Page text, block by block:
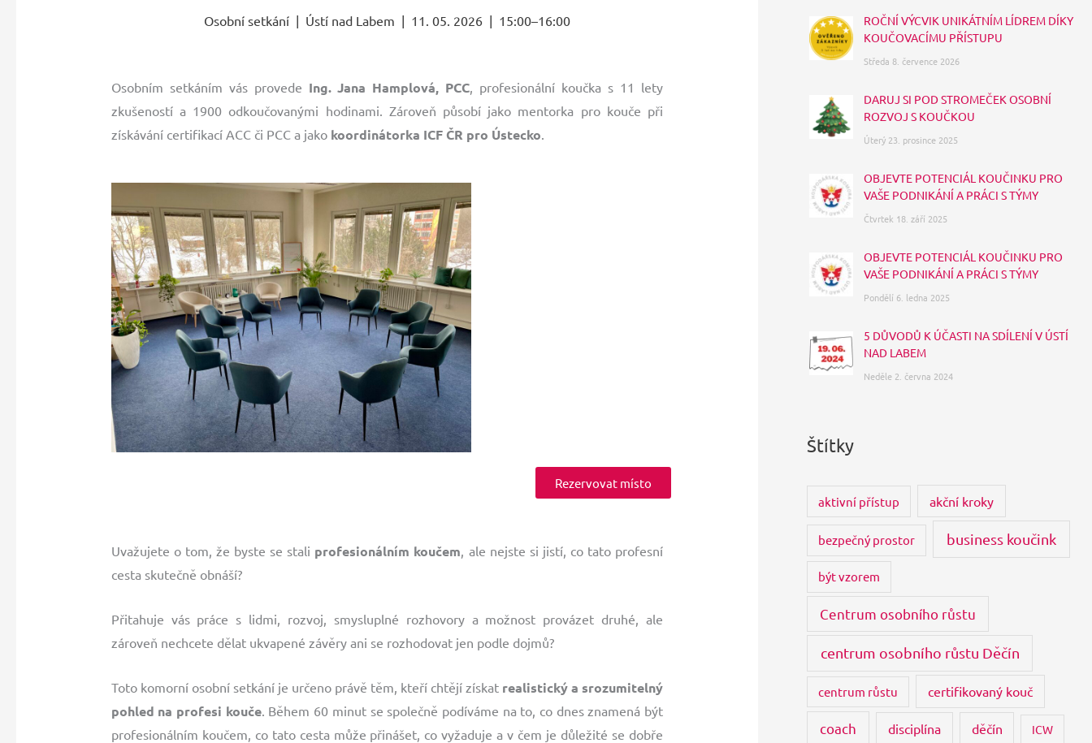
Osobní setkání | Ústí nad Labem | 11. 05. 2026 | 15:00–16:00
Osobním setkáním vás provede Ing. Jana Hamplová, PCC , profesionální koučka s 11 lety
zkušeností a 1900 odkoučovanými hodinami. Zároveň působí jako mentorka pro kouče při
získávání certifikací ACC či PCC a jako koordinátorka ICF ČR pro Ústecko
Rezervovat místo
Uvažujete o tom, že byste se stali profesionálním koučem, ale nejste si jistí, co tato profesní
cesta skutečně obnáší?
Přitahuje vás práce s lidmi, rozvoj, smysluplné rozhovory a možnost provázet druhé, ale
zároveň nechcete dělat ukvapené závěry ani se rozhodovat jen podle dojmů?
Toto komorní osobní setkání je určeno právě těm, kteří chtějí získat realistický a srozumitelný
pohled na profesi kouče. Během 60 minut se společně podíváme na to, co dnes znamená být
profesionálním koučem, co tato cesta může přinášet, co vyžaduje a v čem je důležité se dobře
m
ROČNÍ VÝCVIK UNIKÁTNÍM LÍDREM DÍKY
KOUČOVACÍMU PŘÍSTUPU
Středa 8. července 2026
DARUJ SI POD STROMEČEK OSOBNÍ
ROZVOJ S KOUČKOU
Úterý 23. prosince 2025
OBJEVTE POTENCIÁL KOUČINKU PRO
VAŠE PODNIKÁNÍ A PRÁCI S TÝMY
Čtvrtek 18. září 2025
OBJEVTE POTENCIÁL KOUČINKU PRO
VAŠE PODNIKÁNÍ A PRÁCI S TÝMY
Pondělí 6. ledna 2025
5 DŮVODŮ K ÚČASTI NA SDÍLENÍ V ÚSTÍ
NAD LABEM
Neděle 2. června 2024
Štítky
aktivní přístup akční kroky
bezpečný prostor business koučink
být vzorem
Centrum osobního růstu
centrum osobního růstu Děčín
centrum růstu certifikovaný kouč
coach disciplína děčín ICW